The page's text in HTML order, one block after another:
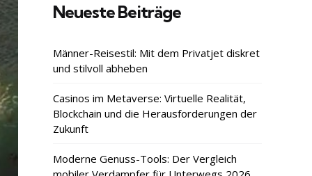
Neueste Beiträge
Männer-Reisestil: Mit dem Privatjet diskret
und stilvoll abheben
Casinos im Metaverse: Virtuelle Realität,
Blockchain und die Herausforderungen der
Zukunft
Moderne Genuss-Tools: Der Vergleich